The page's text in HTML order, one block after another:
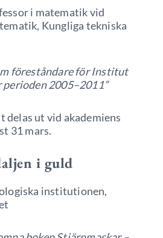
i matematik vid
Kungliga tekniska
föreståndare för Institut
2005–2011”
delas ut vid akademiens
31 mars.
i guld
institutionen,